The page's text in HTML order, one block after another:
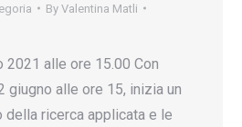
By Valentina Matli
2021 alle ore 15.00 Con
giugno alle ore 15, inizia un
della ricerca applicata e le